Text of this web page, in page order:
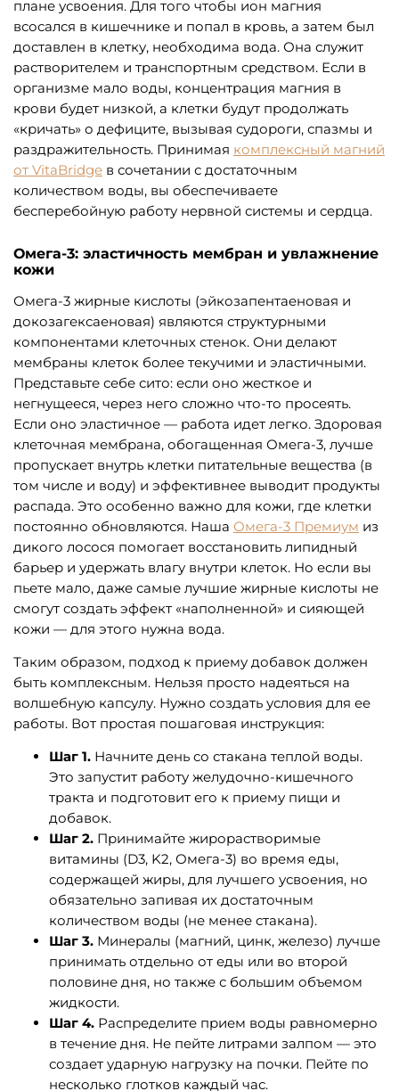
плане усвоения. Для того чтобы ион магния
всосался в кишечнике и попал в кровь, а затем был
доставлен в клетку, необходима вода. Она служит
растворителем и транспортным средством. Если в
организме мало воды, концентрация магния в
крови будет низкой, а клетки будут продолжать
«кричать» о дефиците, вызывая судороги, спазмы и
раздражительность. Принимая комплексный магний
от VitaBridge в сочетании с достаточным
количеством воды, вы обеспечиваете
бесперебойную работу нервной системы и сердца.
Омега-3: эластичность мембран и увлажнение
кожи
Омега-3 жирные кислоты (эйкозапентаеновая и
докозагексаеновая) являются структурными
компонентами клеточных стенок. Они делают
мембраны клеток более текучими и эластичными.
Представьте себе сито: если оно жесткое и
негнущееся, через него сложно что-то просеять.
Если оно эластичное — работа идет легко. Здоровая
клеточная мембрана, обогащенная Омега-3, лучше
пропускает внутрь клетки питательные вещества (в
том числе и воду) и эффективнее выводит продукты
распада. Это особенно важно для кожи, где клетки
постоянно обновляются. Наша Омега-3 Премиум из
дикого лосося помогает восстановить липидный
барьер и удержать влагу внутри клеток. Но если вы
пьете мало, даже самые лучшие жирные кислоты не
смогут создать эффект «наполненной» и сияющей
кожи — для этого нужна вода.
Таким образом, подход к приему добавок должен
быть комплексным. Нельзя просто надеяться на
волшебную капсулу. Нужно создать условия для ее
работы. Вот простая пошаговая инструкция:
Шаг 1. Начните день со стакана теплой воды.
Это запустит работу желудочно-кишечного
тракта и подготовит его к приему пищи и
добавок.
Шаг 2. Принимайте жирорастворимые
витамины (D3, K2, Омега-3) во время еды,
содержащей жиры, для лучшего усвоения, но
обязательно запивая их достаточным
количеством воды (не менее стакана).
Шаг 3. Минералы (магний, цинк, железо) лучше
принимать отдельно от еды или во второй
половине дня, но также с большим объемом
жидкости.
Шаг 4. Распределите прием воды равномерно
в течение дня. Не пейте литрами залпом — это
создает ударную нагрузку на почки. Пейте по
несколько глотков каждый час.